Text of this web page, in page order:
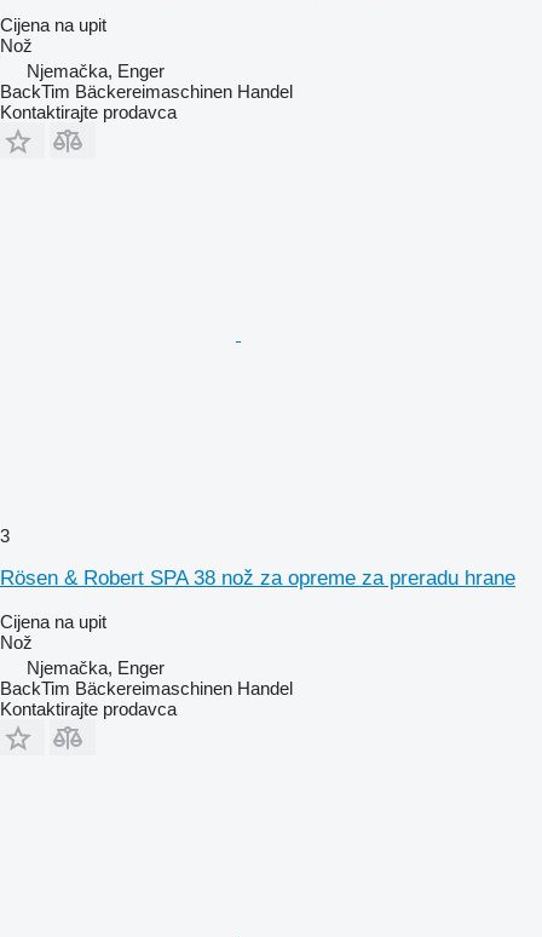
Cijena na upit
Nož
Njemačka, Enger
BackTim Bäckereimaschinen Handel
Kontaktirajte prodavca
3
Rösen & Robert SPA 38 nož za opreme za preradu hrane
Cijena na upit
Nož
Njemačka, Enger
BackTim Bäckereimaschinen Handel
Kontaktirajte prodavca